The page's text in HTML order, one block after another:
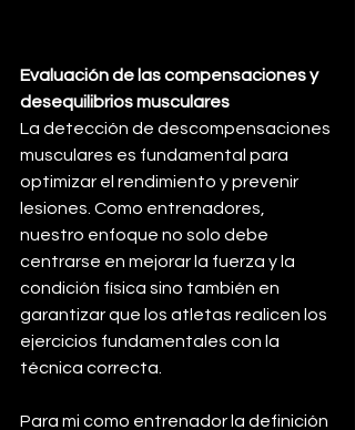
Evaluación de las compensaciones y
desequilibrios musculares
La detección de descompensaciones
musculares es fundamental para
optimizar el rendimiento y prevenir
lesiones. Como entrenadores,
nuestro enfoque no solo debe
centrarse en mejorar la fuerza y la
condición física sino también en
garantizar que los atletas realicen los
ejercicios fundamentales con la
técnica correcta.
Para mi como entrenador la definición